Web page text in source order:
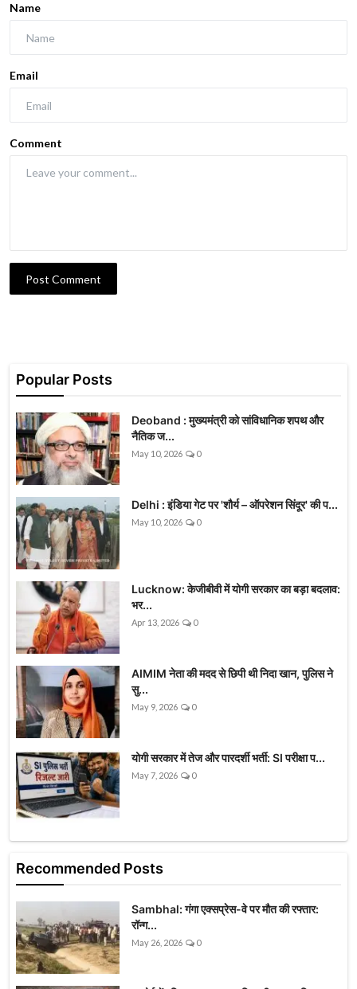
Name
Email
Comment
Post Comment
Popular Posts
Deoband : मुख्यमंत्री को सांविधानिक शपथ और
नैतिक ज...
May 10, 2026 0
Delhi : इंडिया गेट पर 'शौर्य – ऑपरेशन सिंदूर' की प...
May 10, 2026 0
Lucknow: केजीबीवी में योगी सरकार का बड़ा बदलाव:
भर...
Apr 13, 2026 0
AIMIM नेता की मदद से छिपी थी निदा खान, पुलिस ने
सु...
May 9, 2026 0
योगी सरकार में तेज और पारदर्शी भर्ती: SI परीक्षा प...
May 7, 2026 0
Recommended Posts
Sambhal: गंगा एक्सप्रेस-वे पर मौत की रफ्तार:
रॉन्ग...
May 26, 2026 0